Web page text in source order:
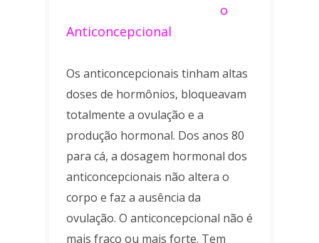
o
Anticoncepcional
Os anticoncepcionais tinham altas
doses de hormônios, bloqueavam
totalmente a ovulação e a
produção hormonal. Dos anos 80
para cá, a dosagem hormonal dos
anticoncepcionais não altera o
corpo e faz a ausência da
ovulação. O anticoncepcional não é
mais fraco ou mais forte. Tem